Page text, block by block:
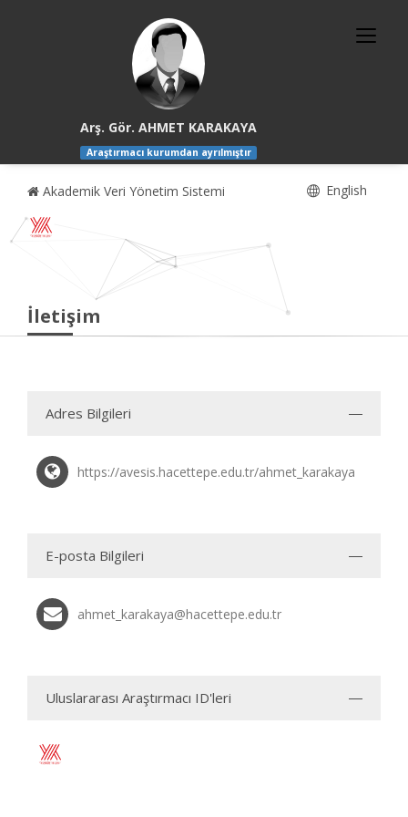
Arş. Gör. AHMET KARAKAYA
Araştırmacı kurumdan ayrılmıştır
Akademik Veri Yönetim Sistemi English
İletişim
Adres Bilgileri
https://avesis.hacettepe.edu.tr/ahmet_karakaya
E-posta Bilgileri
ahmet_karakaya@hacettepe.edu.tr
Uluslararası Araştırmacı ID'leri